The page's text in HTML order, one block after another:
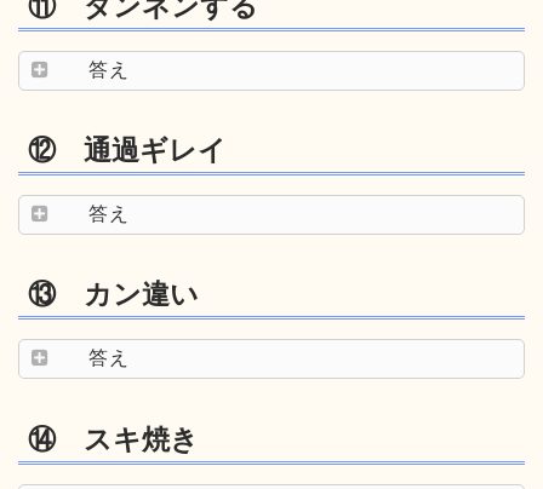
答え
⑫ 通過ギレイ
答え
⑬ カン違い
答え
⑭ スキ焼き